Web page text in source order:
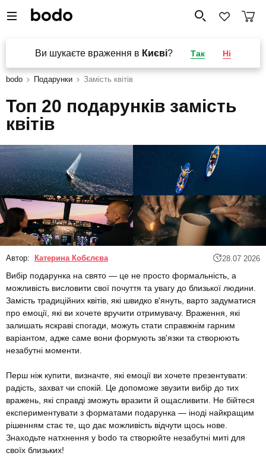
Ви шукаєте враження в Києві? Так Ні
bodo Подарунки Замість квітів
Топ 20 подарунків замість
квітів
Автор: Катерина Кобєлєва 28.07 2026
Вибір подарунка на свято — це не просто формальність, а
можливість висловити свої почуття та увагу до близької людини.
Замість традиційних квітів, які швидко в'януть, варто задуматися
про емоції, які ви хочете вручити отримувачу. Враження, які
залишать яскраві спогади, можуть стати справжнім гарним
варіантом, адже саме вони формують зв'язки та створюють
незабутні моменти.
Перш ніж купити, визначте, які емоції ви хочете презентувати:
радість, захват чи спокій. Це допоможе звузити вибір до тих
вражень, які справді зможуть вразити й ощасливити. Не бійтеся
експериментувати з форматами подарунка — іноді найкращим
рішенням стає те, що дає можливість відчути щось нове.
Знаходьте натхнення у bodo та створюйте незабутні миті для
своїх близьких!